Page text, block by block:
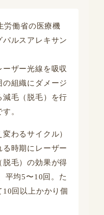
労働省の医療機
ルスアレキサン
ザー光線を吸収
の組織にダメージ
減毛（脱毛）を行
。
わるサイクル）
時期にレーザー
脱毛）の効果が得
平均5〜10回。た
回以上かかり個